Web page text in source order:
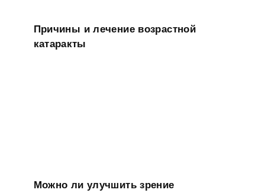
Причины и лечение возрастной
катаракты
Можно ли улучшить зрение